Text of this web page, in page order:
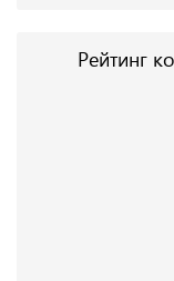
Рейтинг